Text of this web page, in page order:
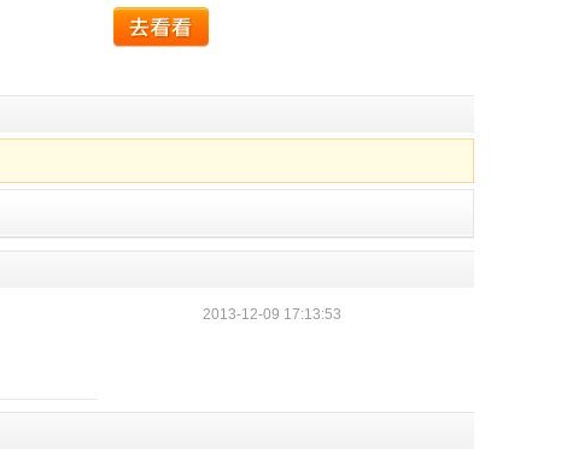
2013-12-09 17:13:53